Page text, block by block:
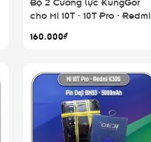
cho Mi 10T - 10T Pro - Redmi
160.000₫